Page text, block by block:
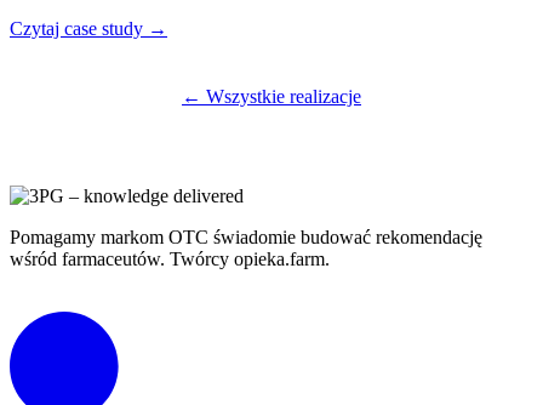
Czytaj case study →
← Wszystkie realizacje
Pomagamy markom OTC świadomie budować rekomendację
wśród farmaceutów. Twórcy opieka.farm.